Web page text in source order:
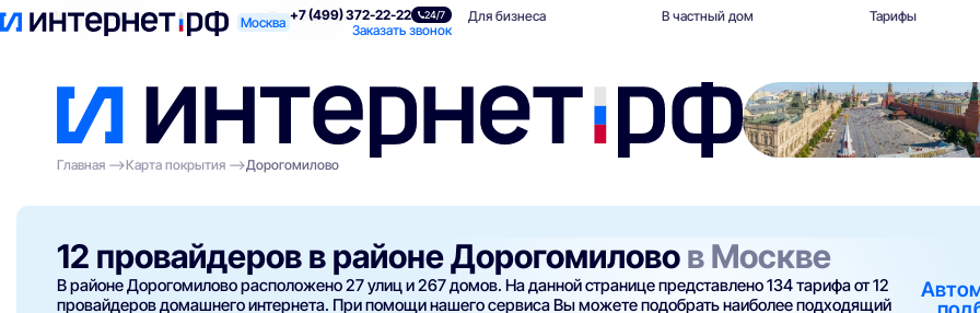
Москва +7 (499) 372-22-22 24/7
Заказать звонок
Поиск по адресу Для квартиры Для бизнеса В частный дом Тарифы
Главная
Карта покрытия Дорогомилово
12 провайдеров в районе Дорогомиловов Москве
В районе Дорогомилово расположено 27 улиц и 267 домов. На данной странице представлено 134 тарифа от 12
провайдеров домашнего интернета. При помощи нашего сервиса Вы можете подобрать наиболее подходящий